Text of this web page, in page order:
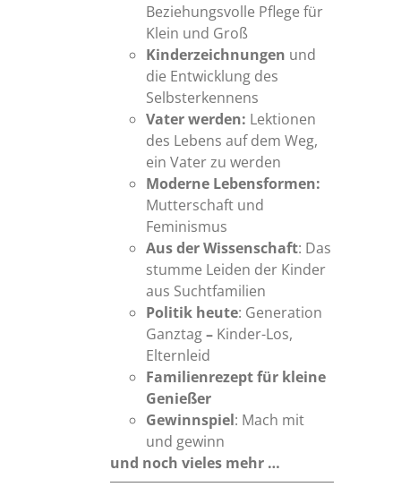
Beziehungsvolle Pflege für
Klein und Groß
Kinderzeichnungen und
die Entwicklung des
Selbsterkennens
Vater werden: Lektionen
des Lebens auf dem Weg,
ein Vater zu werden
Moderne Lebensformen:
Mutterschaft und
Feminismus
Aus der Wissenschaft: Das
stumme Leiden der Kinder
aus Suchtfamilien
Politik heute: Generation
Ganztag– Kinder-Los,
Elternleid
Familienrezept für kleine
Genießer
Gewinnspiel: Mach mit
und gewinn
und noch vieles mehr …